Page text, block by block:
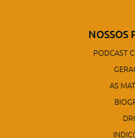
NOSSOS
PODCAST
AS